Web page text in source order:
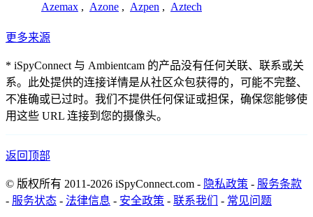
Azemax , Azone , Azpen , Aztech
更多来源
* iSpyConnect 与 Ambientcam 的产品没有任何关联、联系或关
系。此处提供的连接详情是从社区众包获得的，可能不完整、
不准确或已过时。我们不提供任何保证或担保，确保您能够使
用这些 URL 连接到您的摄像头。
返回顶部
© 版权所有 2011-2026 iSpyConnect.com - 隐私政策 - 服务条款
- 服务状态 - 法律信息 - 安全政策 - 联系我们 - 常见问题